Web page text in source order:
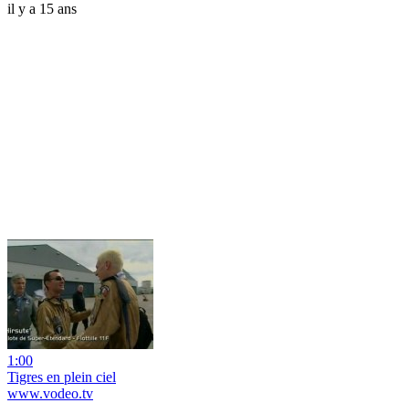
il y a 15 ans
1:00
Tigres en plein ciel
www.vodeo.tv